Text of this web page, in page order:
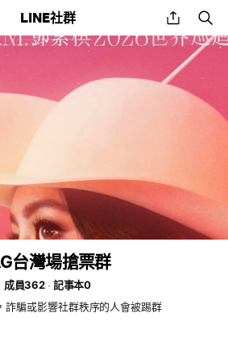
LINE社群 share
台灣場搶票群
成員362
記事本0
詐騙或影響社群秩序的人會被踢群